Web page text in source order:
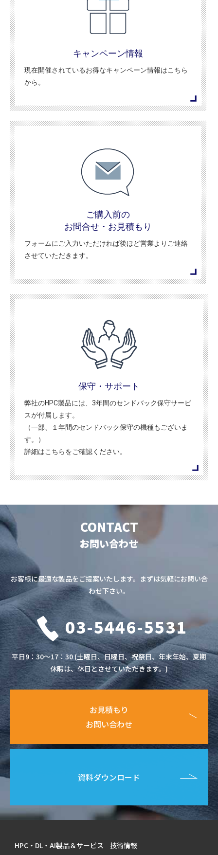
キャンペーン情報
現在開催されているお得なキャンペーン情報はこちら
から。
ご購入前の
お問合せ・お見積もり
フォームにご入力いただければ後ほど営業よりご連絡
させていただきます。
保守・サポート
弊社のHPC製品には、3年間のセンドバック保守サービ
スが付属します。
（一部、１年間のセンドバック保守の機種もございま
す。）
詳細はこちらをご確認ください。
CONTACT
お問い合わせ
お客様に最適な製品をご提案いたします。まずは気軽にお問い合
わせ下さい。
03-5446-5531
平日9：30～17：30 (土曜日、日曜日、祝祭日、年末年始、夏期
休暇は、休日とさせていただきます。)
お見積もり
お問い合わせ
資料ダウンロード
HPC・DL・AI製品＆サービス
技術情報